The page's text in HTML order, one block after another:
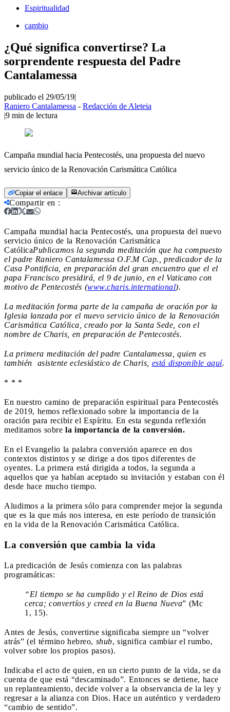
Espiritualidad
cambio
¿Qué significa convertirse? La
sorprendente respuesta del Padre
Cantalamessa
publicado el 29/05/19|
Raniero Cantalamessa - Redacción de Aleteia
|9 min de lectura
Campaña mundial hacia Pentecostés, una propuesta del nuevo
servicio único de la Renovación Carismática Católica
Copiar el enlace Archivar artículo
Compartir en :
Campaña mundial hacia Pentecostés, una propuesta del nuevo
servicio único de la Renovación Carismática
CatólicaPublicamos la segunda meditación que ha compuesto
el padre Raniero Cantalamessa O.F.M Cap., predicador de la
Casa Pontificia, en preparación del gran encuentro que el el
papa Francisco presidirá, el 9 de junio, en el Vaticano con
motivo de Pentecostés (www.charis.international).
La meditación forma parte de la campaña de oración por la
Iglesia lanzada por el nuevo servicio único de la Renovación
Carismática Católica, creado por la Santa Sede, con el
nombre de Charis, en preparación de Pentecostés.
La primera meditación del padre Cantalamessa, quien es
también
asistente eclesiástico de Charis, está disponible aquí.
* * *
En nuestro camino de preparación espiritual para Pentecostés
de 2019, hemos reflexionado sobre la importancia de la
oración para recibir el Espíritu. En esta segunda reflexión
meditamos sobre la importancia de la conversión.
En el Evangelio la palabra conversión aparece en dos
contextos distintos y se dirige a dos tipos diferentes de
oyentes. La primera está dirigida a todos, la segunda a
aquellos que ya habían aceptado su invitación y estaban con él
desde hace mucho tiempo.
Aludimos a la primera sólo para comprender mejor la segunda
que es la que más nos interesa, en este período de transición
en la vida de la Renovación Carismática Católica.
La conversión que cambia la vida
La predicación de Jesús comienza con las palabras
programáticas:
“El tiempo se ha cumplido y el Reino de Dios está
cerca; convertíos y creed en la Buena Nueva” (Mc
1, 15).
Antes de Jesús, convertirse significaba siempre un “volver
atrás” (el término hebreo, shub, significa cambiar el rumbo,
volver sobre los propios pasos).
Indicaba el acto de quien, en un cierto punto de la vida, se da
cuenta de que está “descaminado”. Entonces se detiene, hace
un replanteamiento, decide volver a la observancia de la ley y
regresar a la alianza con Dios. Hace un auténtico y verdadero
“cambio de sentido”.